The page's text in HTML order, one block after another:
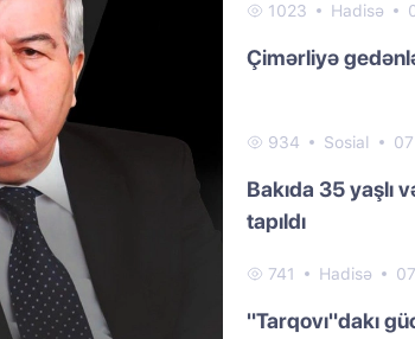
1023 Hadisə
Çimərliyə
934 Sosial
Bakıda 35 yaşlı
tapıldı
741 Hadisə
"Tarqovı"dakı